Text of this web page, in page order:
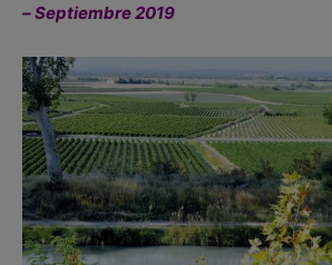
– Septiembre 2019